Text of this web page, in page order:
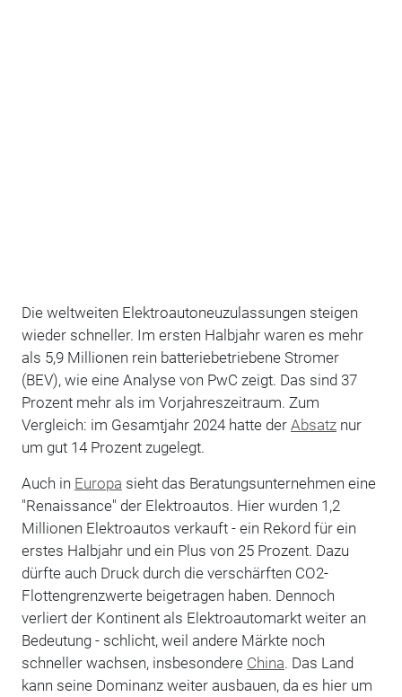
Die weltweiten Elektroautoneuzulassungen steigen
wieder schneller. Im ersten Halbjahr waren es mehr
als 5,9 Millionen rein batteriebetriebene Stromer
(BEV), wie eine Analyse von PwC zeigt. Das sind 37
Prozent mehr als im Vorjahreszeitraum. Zum
Vergleich: im Gesamtjahr 2024 hatte der Absatznur
um gut 14 Prozent zugelegt.
Auch in Europa sieht das Beratungsunternehmen eine
"Renaissance" der Elektroautos. Hier wurden 1,2
Millionen Elektroautos verkauft - ein Rekord für ein
erstes Halbjahr und ein Plus von 25 Prozent. Dazu
dürfte auch Druck durch die verschärften CO2-
Flottengrenzwerte beigetragen haben. Dennoch
verliert der Kontinent als Elektroautomarkt weiter an
Bedeutung - schlicht, weil andere Märkte noch
schneller wachsen, insbesondere China. Das Land
kann seine Dominanz weiter ausbauen, da es hier um